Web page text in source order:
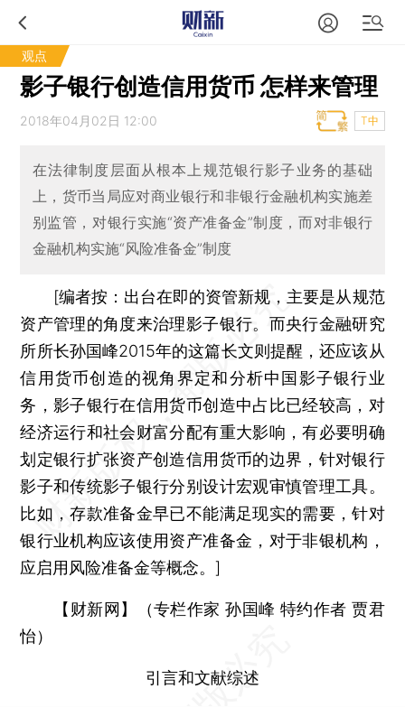
观点
影子银行创造信用货币 怎样来管理
2018年04月02日 12:00 T中
在法律制度层面从根本上规范银行影子业务的基础
上，货币当局应对商业银行和非银行金融机构实施差
别监管，对银行实施“资产准备金”制度，而对非银行
金融机构实施“风险准备金”制度
[编者按：出台在即的资管新规，主要是从规范
资产管理的角度来治理影子银行。而央行金融研究
所所长孙国峰2015年的这篇长文则提醒，还应该从
信用货币创造的视角界定和分析中国影子银行业
务，影子银行在信用货币创造中占比已经较高，对
经济运行和社会财富分配有重大影响，有必要明确
划定银行扩张资产创造信用货币的边界，针对银行
影子和传统影子银行分别设计宏观审慎管理工具。
比如，存款准备金早已不能满足现实的需要，针对
银行业机构应该使用资产准备金，对于非银机构，
应启用风险准备金等概念。]
【财新网】（专栏作家 孙国峰 特约作者 贾君
怡）
引言和文献综述